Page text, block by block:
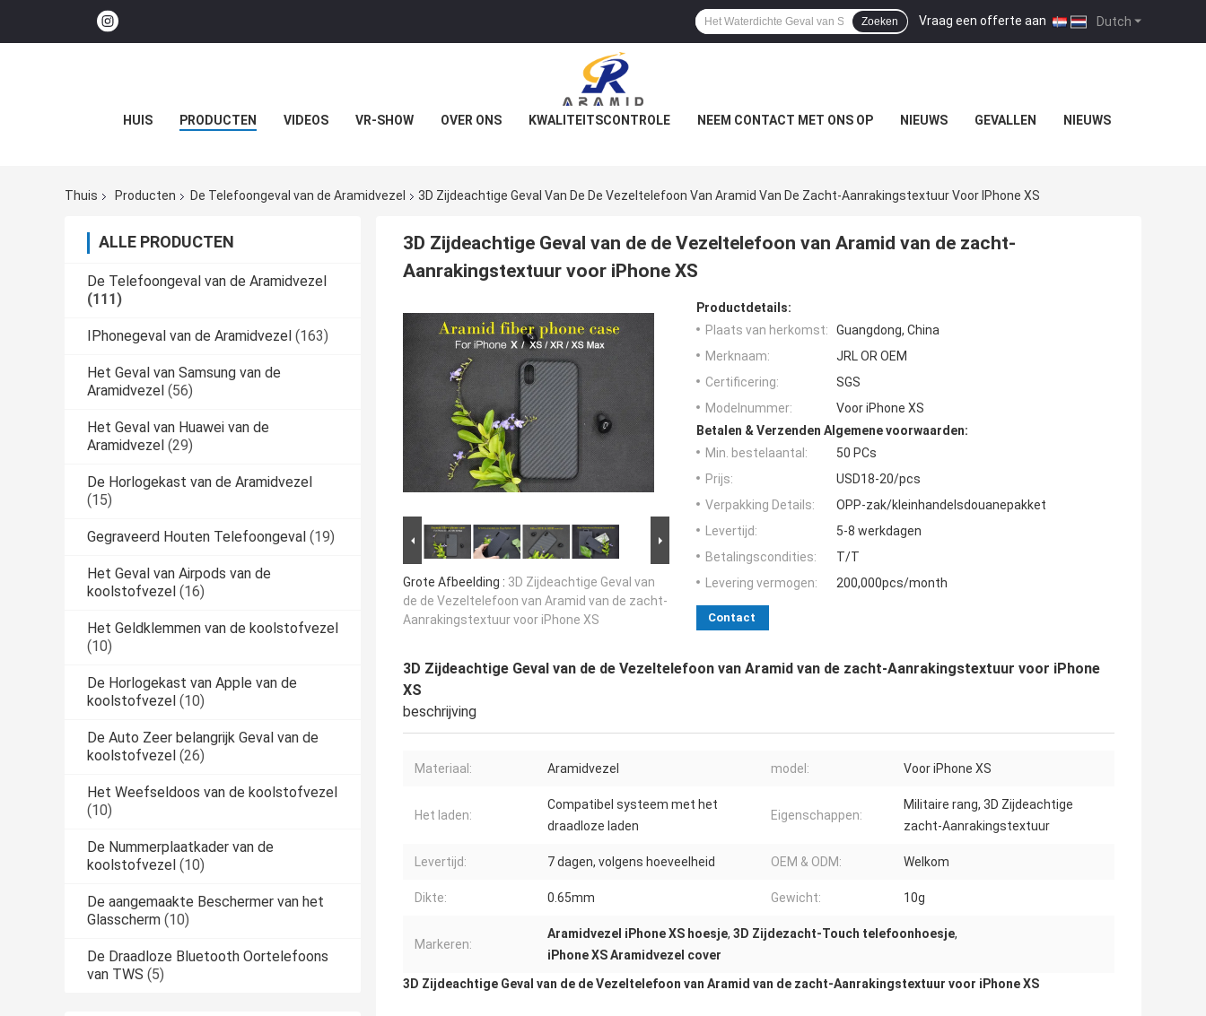
Dutch
Vraag een offerte aan |
Zoeken
HUIS PRODUCTEN VIDEOS VR-SHOW OVER ONS KWALITEITSCONTROLE NEEM CONTACT MET ONS OP NIEUWS GEVALLEN NIEUWS
Thuis Producten De Telefoongeval van de Aramidvezel 3D Zijdeachtige Geval Van De De Vezeltelefoon Van Aramid Van De Zacht-Aanrakingstextuur Voor IPhone XS
ALLE PRODUCTEN
De Telefoongeval van de Aramidvezel
(111)
IPhonegeval van de Aramidvezel (163)
Het Geval van Samsung van de
Aramidvezel (56)
Het Geval van Huawei van de
Aramidvezel (29)
De Horlogekast van de Aramidvezel
(15)
Gegraveerd Houten Telefoongeval (19)
Het Geval van Airpods van de
koolstofvezel (16)
Het Geldklemmen van de koolstofvezel
(10)
De Horlogekast van Apple van de
koolstofvezel (10)
De Auto Zeer belangrijk Geval van de
koolstofvezel (26)
Het Weefseldoos van de koolstofvezel
(10)
De Nummerplaatkader van de
koolstofvezel (10)
De aangemaakte Beschermer van het
Glasscherm (10)
De Draadloze Bluetooth Oortelefoons
van TWS (5)
3D Zijdeachtige Geval van de de Vezeltelefoon van Aramid van de zacht-
Aanrakingstextuur voor iPhone XS
Grote Afbeelding : 3D Zijdeachtige Geval van
de de Vezeltelefoon van Aramid van de zacht-
Aanrakingstextuur voor iPhone XS
Productdetails:
Plaats van herkomst:
Guangdong, China
Merknaam:
JRL OR OEM
Certificering:
SGS
Modelnummer:
Voor iPhone XS
Betalen & Verzenden Algemene voorwaarden:
Min. bestelaantal:
50 PCs
Prijs:
USD18-20/pcs
Verpakking Details:
OPP-zak/kleinhandelsdouanepakket
Levertijd:
5-8 werkdagen
Betalingscondities:
T/T
Levering vermogen:
200,000pcs/month
Contact
3D Zijdeachtige Geval van de de Vezeltelefoon van Aramid van de zacht-Aanrakingstextuur voor iPhone
XS
beschrijving
Materiaal: Aramidvezel model: Voor iPhone XS
Het laden:
Compatibel systeem met het
draadloze laden
Eigenschappen:
Militaire rang, 3D Zijdeachtige
zacht-Aanrakingstextuur
Levertijd: 7 dagen, volgens hoeveelheid OEM & ODM: Welkom
Dikte: 0.65mm Gewicht: 10g
Markeren:
Aramidvezel iPhone XS hoesje, 3D Zijdezacht-Touch telefoonhoesje,
iPhone XS Aramidvezel cover
3D Zijdeachtige Geval van de de Vezeltelefoon van Aramid van de zacht-Aanrakingstextuur voor iPhone XS